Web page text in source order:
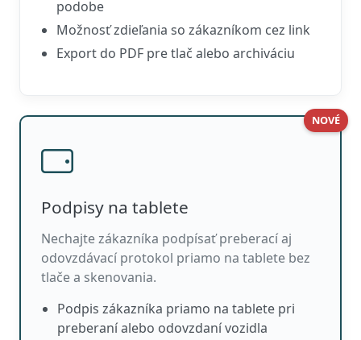
podobe
Možnosť zdieľania so zákazníkom cez link
Export do PDF pre tlač alebo archiváciu
NOVÉ
Podpisy na tablete
Nechajte zákazníka podpísať preberací aj
odovzdávací protokol priamo na tablete bez
tlače a skenovania.
Podpis zákazníka priamo na tablete pri
preberaní alebo odovzdaní vozidla